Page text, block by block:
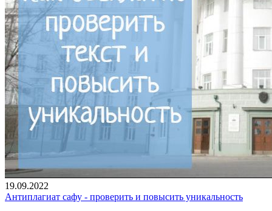
19.09.2022
Антиплагиат сафу - проверить и повысить уникальность